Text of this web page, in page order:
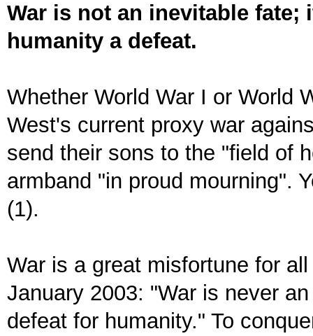
War is not an inevitable
humanity a defeat.
Whether World War I or World
West's current proxy war
send their sons to the "field of
armband "in proud mourning".
(1).
War is a great misfortune for
January 2003: "War is never
defeat for humanity." To